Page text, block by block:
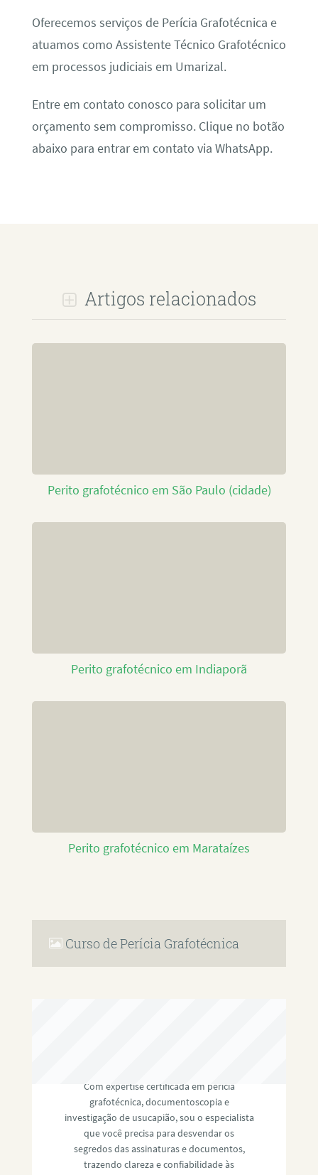
Oferecemos serviços de Perícia Grafotécnica e
atuamos como Assistente Técnico Grafotécnico
em processos judiciais em Umarizal.
Entre em contato conosco para solicitar um
orçamento sem compromisso. Clique no botão
abaixo para entrar em contato via WhatsApp.
Artigos relacionados
Perito grafotécnico em São Paulo (cidade)
Perito grafotécnico em Indiaporã
Perito grafotécnico em Marataízes
Curso de Perícia Grafotécnica
Com expertise certificada em perícia
grafotécnica, documentoscopia e
investigação de usucapião, sou o especialista
que você precisa para desvendar os
segredos das assinaturas e documentos,
trazendo clareza e confiabilidade às